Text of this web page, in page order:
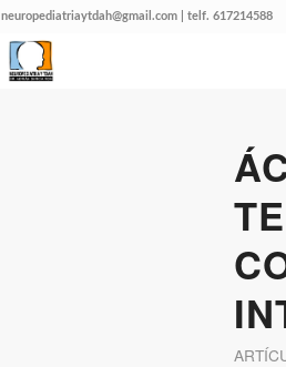
neuropediatriaytdah@gmail.com | telf. 617214588